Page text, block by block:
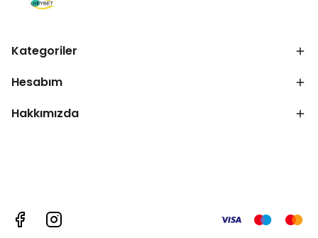
Kategoriler
Hesabım
Hakkımızda